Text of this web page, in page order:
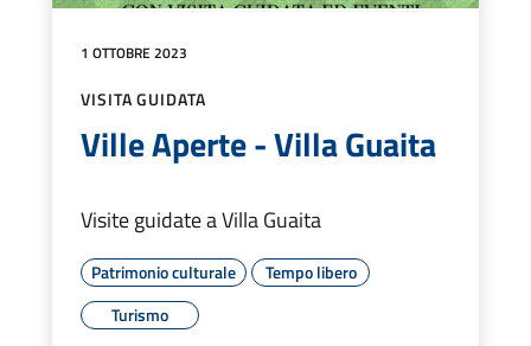
1 OTTOBRE 2023
VISITA GUIDATA
Ville Aperte - Villa Guaita
Visite guidate a Villa Guaita
Patrimonio culturale
Tempo libero
Turismo